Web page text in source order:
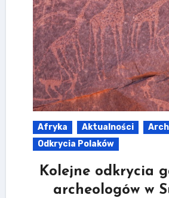
Afryka Aktualności
Odkrycia Polaków
Kolejne odkrycia
archeologów w